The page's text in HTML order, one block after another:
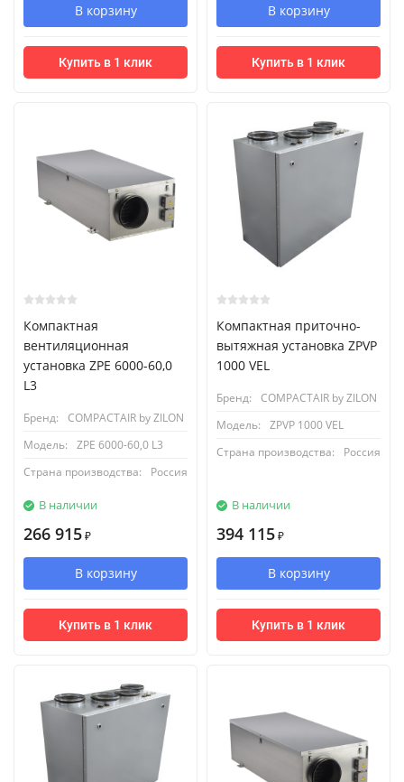
В корзину
Купить в 1 клик
В корзину
Купить в 1 клик
Компактная
вентиляционная
установка ZPE 6000-60,0
L3
Бренд:
COMPACTAIR by ZILON
Модель:
ZPE 6000-60,0 L3
Страна производства:
Россия
В наличии
266 915 ₽
В корзину
Купить в 1 клик
Компактная приточно-
вытяжная установка ZPVP
1000 VEL
Бренд:
COMPACTAIR by ZILON
Модель:
ZPVP 1000 VEL
Страна производства:
Россия
В наличии
394 115 ₽
В корзину
Купить в 1 клик